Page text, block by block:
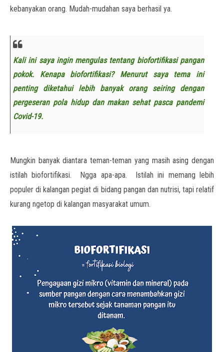
kebanyakan orang. Mudah-mudahan saya berhasil ya.
Kali ini saya ingin mengulas tentang biofortifikasi pangan
pokok. Kenapa biofortifikasi? Menurut saya tema ini
penting diketahui lebih banyak orang seiring dengan
pergeseran pola hidup dan makan sehat pasca pandemi
Covid-19.
Mungkin banyak diantara teman-teman yang masih asing dengan
istilah biofortifikasi. Ngga apa-apa. Istilah ini memang lebih
populer di kalangan pegiat di bidang pangan dan nutrisi, tapi relatif
kurang ngetop di kalangan masyarakat umum.